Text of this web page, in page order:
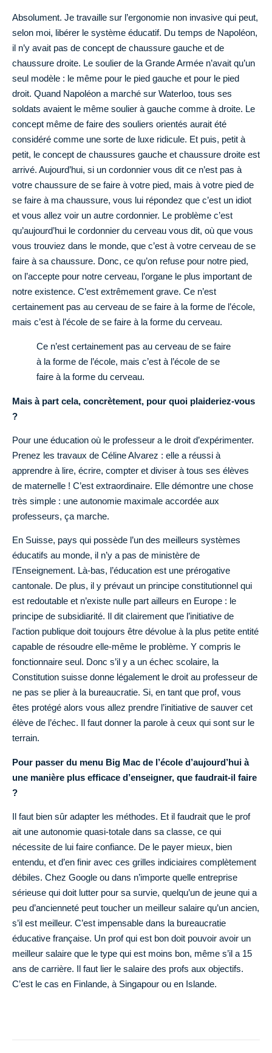
Absolument. Je travaille sur l’ergonomie non invasive qui peut,
selon moi, libérer le système éducatif. Du temps de Napoléon,
il n’y avait pas de concept de chaussure gauche et de
chaussure droite. Le soulier de la Grande Armée n’avait qu’un
seul modèle : le même pour le pied gauche et pour le pied
droit. Quand Napoléon a marché sur Waterloo, tous ses
soldats avaient le même soulier à gauche comme à droite. Le
concept même de faire des souliers orientés aurait été
considéré comme une sorte de luxe ridicule. Et puis, petit à
petit, le concept de chaussures gauche et chaussure droite est
arrivé. Aujourd’hui, si un cordonnier vous dit ce n’est pas à
votre chaussure de se faire à votre pied, mais à votre pied de
se faire à ma chaussure, vous lui répondez que c’est un idiot
et vous allez voir un autre cordonnier. Le problème c’est
qu’aujourd’hui le cordonnier du cerveau vous dit, où que vous
vous trouviez dans le monde, que c’est à votre cerveau de se
faire à sa chaussure. Donc, ce qu’on refuse pour notre pied,
on l’accepte pour notre cerveau, l’organe le plus important de
notre existence. C’est extrêmement grave. Ce n’est
certainement pas au cerveau de se faire à la forme de l’école,
mais c’est à l’école de se faire à la forme du cerveau.
Ce n’est certainement pas au cerveau de se faire
à la forme de l’école, mais c’est à l’école de se
faire à la forme du cerveau.
Mais à part cela, concrètement, pour quoi plaideriez-vous
?
Pour une éducation où le professeur a le droit d’expérimenter.
Prenez les travaux de Céline Alvarez : elle a réussi à
apprendre à lire, écrire, compter et diviser à tous ses élèves
de maternelle ! C’est extraordinaire. Elle démontre une chose
très simple : une autonomie maximale accordée aux
professeurs, ça marche.
En Suisse, pays qui possède l’un des meilleurs systèmes
éducatifs au monde, il n’y a pas de ministère de
l’Enseignement. Là-bas, l’éducation est une prérogative
cantonale. De plus, il y prévaut un principe constitutionnel qui
est redoutable et n’existe nulle part ailleurs en Europe : le
principe de subsidiarité. Il dit clairement que l’initiative de
l’action publique doit toujours être dévolue à la plus petite entité
capable de résoudre elle-même le problème. Y compris le
fonctionnaire seul. Donc s’il y a un échec scolaire, la
Constitution suisse donne légalement le droit au professeur de
ne pas se plier à la bureaucratie. Si, en tant que prof, vous
êtes protégé alors vous allez prendre l’initiative de sauver cet
élève de l’échec. Il faut donner la parole à ceux qui sont sur le
terrain.
Pour passer du menu Big Mac de l’école d’aujourd’hui à
une manière plus efficace d’enseigner, que faudrait-il faire
?
Il faut bien sûr adapter les méthodes. Et il faudrait que le prof
ait une autonomie quasi-totale dans sa classe, ce qui
nécessite de lui faire confiance. De le payer mieux, bien
entendu, et d’en finir avec ces grilles indiciaires complètement
débiles. Chez Google ou dans n’importe quelle entreprise
sérieuse qui doit lutter pour sa survie, quelqu’un de jeune qui a
peu d’ancienneté peut toucher un meilleur salaire qu’un ancien,
s’il est meilleur. C’est impensable dans la bureaucratie
éducative française. Un prof qui est bon doit pouvoir avoir un
meilleur salaire que le type qui est moins bon, même s’il a 15
ans de carrière. Il faut lier le salaire des profs aux objectifs.
C’est le cas en Finlande, à Singapour ou en Islande.